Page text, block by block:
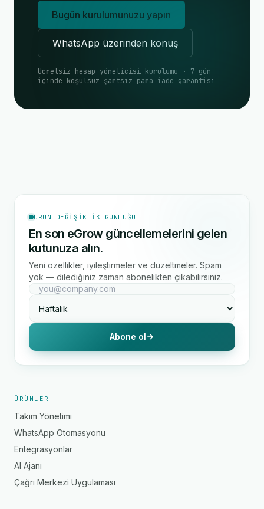
Bugün kurulumunuzu yapın
WhatsApp üzerinden konuş
Ücretsiz hesap yöneticisi kurulumu · 7 gün
içinde koşulsuz şartsız para iade garantisi
ÜRÜN DEĞIŞIKLIK GÜNLÜĞÜ
En son eGrow güncellemelerini gelen
kutunuza alın.
Yeni özellikler, iyileştirmeler ve düzeltmeler. Spam
yok — dilediğiniz zaman abonelikten çıkabilirsiniz.
Abone ol
ÜRÜNLER
Takım Yönetimi
WhatsApp Otomasyonu
Entegrasyonlar
AI Ajanı
Çağrı Merkezi Uygulaması